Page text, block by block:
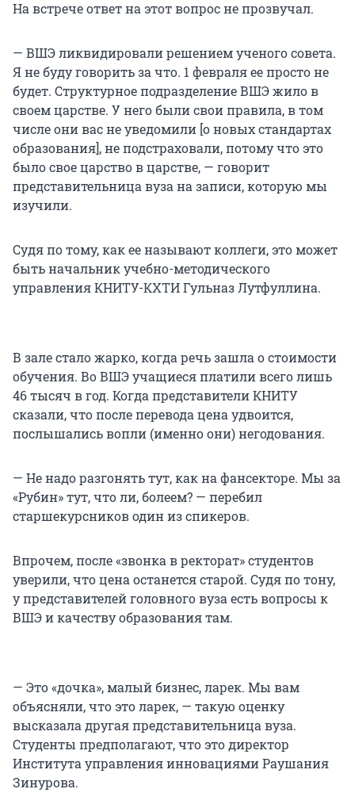
На встрече ответ на этот вопрос не прозвучал.
— ВШЭ ликвидировали решением ученого совета.
Я не буду говорить за что. 1 февраля ее просто не
будет. Структурное подразделение ВШЭ жило в
своем царстве. У него были свои правила, в том
числе они вас не уведомили [о новых стандартах
образования], не подстраховали, потому что это
было свое царство в царстве, — говорит
представительница вуза на записи, которую мы
изучили.
Судя по тому, как ее называют коллеги, это может
быть начальник учебно-методического
управления КНИТУ-КХТИ Гульназ Лутфуллина.
В зале стало жарко, когда речь зашла о стоимости
обучения. Во ВШЭ учащиеся платили всего лишь
46 тысяч в год. Когда представители КНИТУ
сказали, что после перевода цена удвоится,
послышались вопли (именно они) негодования.
— Не надо разгонять тут, как на фансекторе. Мы за
«Рубин» тут, что ли, болеем? — перебил
старшекурсников один из спикеров.
Впрочем, после «звонка в ректорат» студентов
уверили, что цена останется старой. Судя по тону,
у представителей головного вуза есть вопросы к
ВШЭ и качеству образования там.
— Это «дочка», малый бизнес, ларек. Мы вам
объясняли, что это ларек, — такую оценку
высказала другая представительница вуза.
Студенты предполагают, что это директор
Института управления инновациями Раушания
Зинурова.